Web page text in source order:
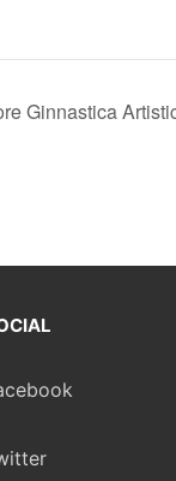
Ginnastica